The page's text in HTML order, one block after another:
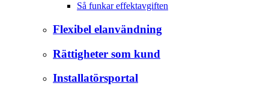
Så funkar effektavgiften
Flexibel elanvändning
Rättigheter som kund
Installatörsportal